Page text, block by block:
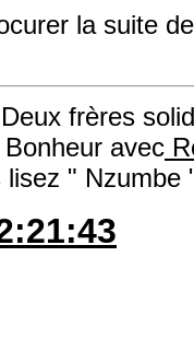
la suite
frères
avec
lisez " Nzumbe